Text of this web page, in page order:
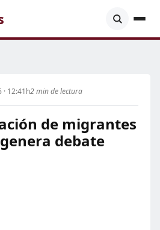
· 12:41h2 min de lectura
de migrantes
debate